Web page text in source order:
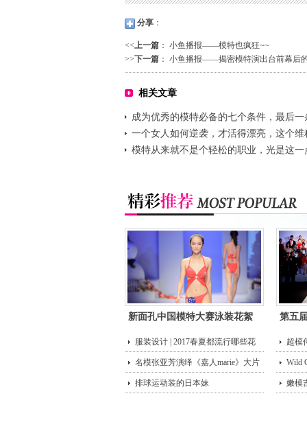
分享 ：
<<上一篇 ： 小鱼播报——模特也疯狂~~
>>下一篇 ： 小鱼播报——揭密模特演出台前幕后
相关文章
成为优秀的模特必备的七个条件，最后一
要
一个女人如何逆袭，才活得漂亮，这个维
又赢了!
模特从来就不是个轻松的职业，光是这一
新面孔中国模特大赛泳装花絮 第五
服装设计 | 2017春夏都流行哪些花
型？
超模
街头
名模张亚芳演绎《嘉人marie》大片 Wild
排球运动装的日本妹 嫩模